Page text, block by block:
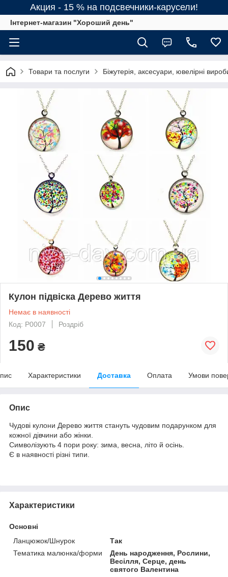
Акция - 15 % на подсвечники-карусели!
Інтернет-магазин "Хороший день"
Товари та послуги Біжутерія, аксесуари, ювелірні
Кулон підвіска Дерево життя
Немає в наявності
Код: Р0007
Роздріб
150 ₴
Характеристики Доставка Оплата Умови
Опис
Чудові кулони Дерево життя стануть чудовим подарунком для
кожної дівчини або жінки.
Символізують 4 пори року: зима, весна, літо й осінь.
Є в наявності різні типи.
Характеристики
Основні
Ланцюжок/Шнурок
Так
Тематика малюнка/форми
День народження, Рослини,
Весілля, Серце, день
святого Валентина